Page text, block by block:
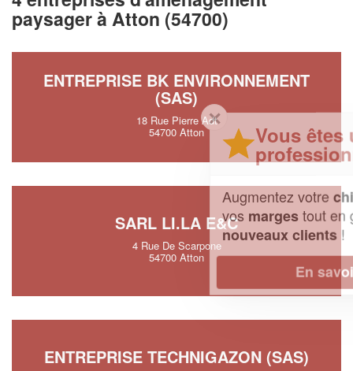
paysager à Atton (54700)
ENTREPRISE BK ENVIRONNEMENT
(SAS)
18 Rue Pierre Adt
54700 Atton
SARL LI.LA E&C
4 Rue De Scarpone
54700 Atton
ENTREPRISE TECHNIGAZON (SAS)
Vous êtes un
professionnel ?
chiffre d'affaireset
vosmargestout en gagnant de
nouveaux clients!